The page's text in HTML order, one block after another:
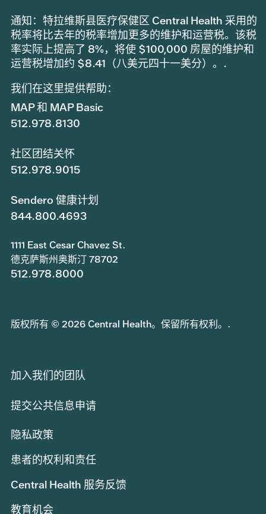
通知：特拉维斯县医疗保健区 Central Health 采用的
税率将比去年的税率增加更多的维护和运营税。该税
率实际上提高了 8%，将使 $100,000 房屋的维护和
运营税增加约 $8.41（八美元四十一美分）。.
我们在这里提供帮助：
MAP 和 MAP Basic
512.978.8130
社区团结关怀
512.978.9015
Sendero 健康计划
844.800.4693
1111 East Cesar Chavez St.
德克萨斯州奥斯汀 78702
512.978.8000
版权所有 © 2026 Central Health。保留所有权利。.
加入我们的团队
提交公共信息申请
隐私政策
患者的权利和责任
Central Health 服务反馈
教育机会